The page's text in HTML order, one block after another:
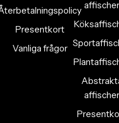
Presentkort
Vanliga frågor
affischer
affischer